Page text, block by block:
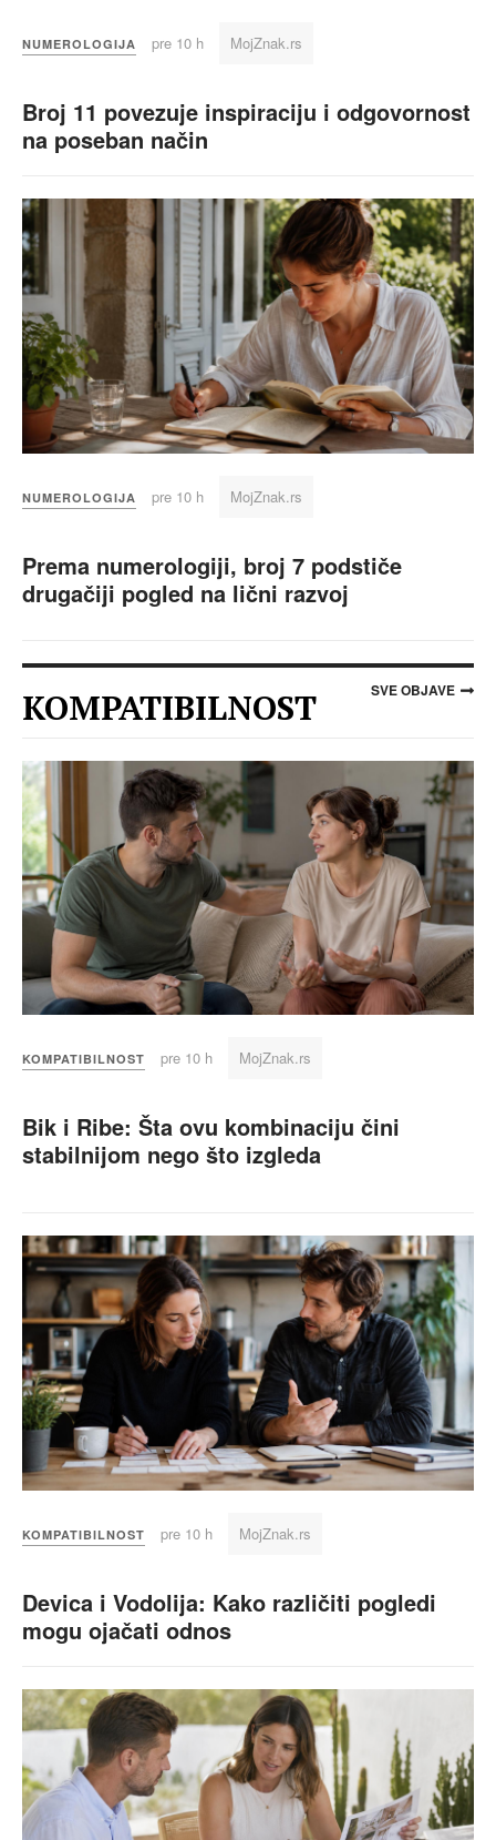
NUMEROLOGIJA pre 10 h MojZnak.rs
Broj 11 povezuje inspiraciju i odgovornost
na poseban način
NUMEROLOGIJA pre 10 h MojZnak.rs
Prema numerologiji, broj 7 podstiče
drugačiji pogled na lični razvoj
KOMPATIBILNOST SVE OBJAVE
KOMPATIBILNOST pre 10 h MojZnak.rs
Bik i Ribe: Šta ovu kombinaciju čini
stabilnijom nego što izgleda
KOMPATIBILNOST pre 10 h MojZnak.rs
Devica i Vodolija: Kako različiti pogledi
mogu ojačati odnos